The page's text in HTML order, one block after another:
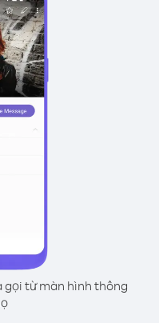
gọi từ màn hình thông